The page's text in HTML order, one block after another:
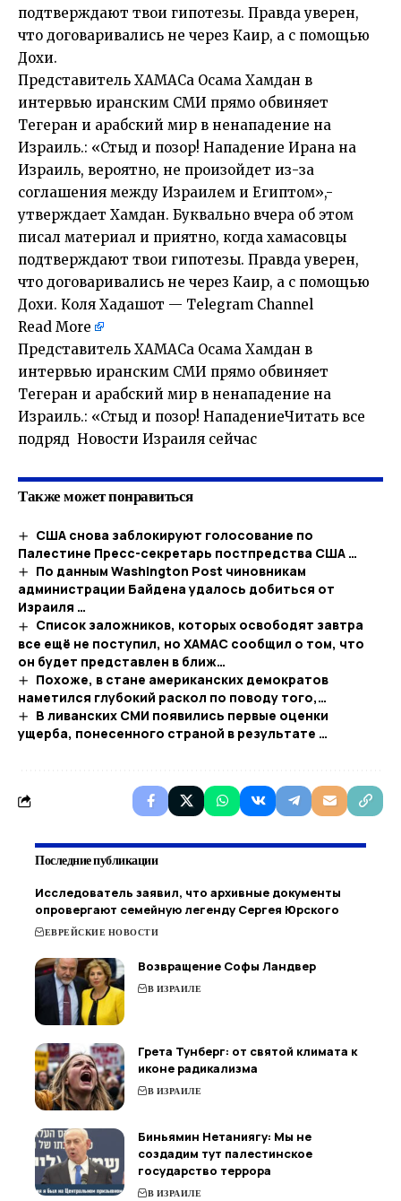
подтверждают твои гипотезы. Правда уверен,
что договаривались не через Каир, а с помощью
Дохи.
Представитель ХАМАСа Осама Хамдан в
интервью иранским СМИ прямо обвиняет
Тегеран и арабский мир в ненападение на
Израиль.: «Стыд и позор! Нападение Ирана на
Израиль, вероятно, не произойдет из-за
соглашения между Израилем и Египтом»,-
утверждает Хамдан. Буквально вчера об этом
писал материал и приятно, когда хамасовцы
подтверждают твои гипотезы. Правда уверен,
что договаривались не через Каир, а с помощью
Дохи. Коля Хадашот — Telegram Channel
Read More
Представитель ХАМАСа Осама Хамдан в
интервью иранским СМИ прямо обвиняет
Тегеран и арабский мир в ненападение на
Израиль.: «Стыд и позор! НападениеЧитать все
подряд Новости Израиля сейчас
Также может понравиться
США снова заблокируют голосование по
Палестине Пресс-секретарь постпредства США …
По данным Washington Post чиновникам
администрации Байдена удалось добиться от
Израиля …
Список заложников, которых освободят завтра
все ещё не поступил, но ХАМАС сообщил о том, что
он будет представлен в ближ…
Похоже, в стане американских демократов
наметился глубокий раскол по поводу того,…
В ливанских СМИ появились первые оценки
ущерба, понесенного страной в результате …
Последние публикации
Исследователь заявил, что архивные документы
опровергают семейную легенду Сергея Юрского
ЕВРЕЙСКИЕ НОВОСТИ
Возвращение Софы Ландвер
В ИЗРАИЛЕ
Грета Тунберг: от святой климата к
иконе радикализма
В ИЗРАИЛЕ
Биньямин Нетаниягу: Мы не
создадим тут палестинское
государство террора
В ИЗРАИЛЕ